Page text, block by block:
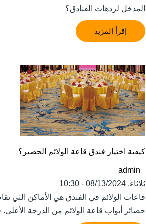
المدخل لردهات الفنادق؟
إقرأ المزيد
كيفية اختيار فندق قاعة الولائم الحصير؟
admin
ثلاثاء, 08/13/2024 - 10:30
قاعات الولائم في الفندق هي الأماكن التي
حصائر أبواب قاعة الولائم من الدرجة الأعلى.